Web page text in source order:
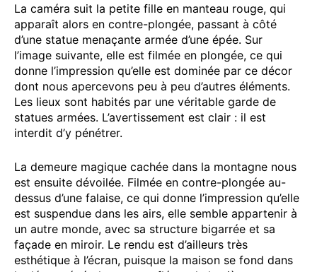
La caméra suit la petite fille en manteau rouge, qui
apparaît alors en contre-plongée, passant à côté
d’une statue menaçante armée d’une épée. Sur
l’image suivante, elle est filmée en plongée, ce qui
donne l’impression qu’elle est dominée par ce décor
dont nous apercevons peu à peu d’autres éléments.
Les lieux sont habités par une véritable garde de
statues armées. L’avertissement est clair : il est
interdit d’y pénétrer.
La demeure magique cachée dans la montagne nous
est ensuite dévoilée. Filmée en contre-plongée au-
dessus d’une falaise, ce qui donne l’impression qu’elle
est suspendue dans les airs, elle semble appartenir à
un autre monde, avec sa structure bigarrée et sa
façade en miroir. Le rendu est d’ailleurs très
esthétique à l’écran, puisque la maison se fond dans